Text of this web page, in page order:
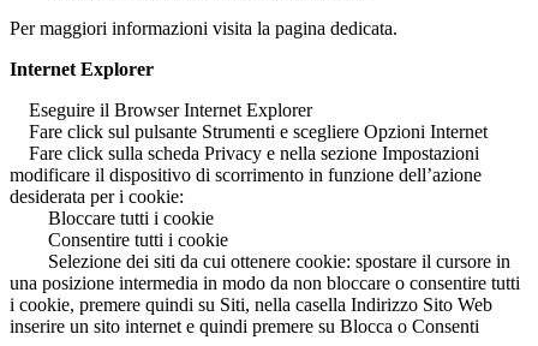
Per maggiori informazioni visita la pagina dedicata.
Internet Explorer
Eseguire il Browser Internet Explorer
Fare click sul pulsante Strumenti e scegliere Opzioni Internet
Fare click sulla scheda Privacy e nella sezione Impostazioni
modificare il dispositivo di scorrimento in funzione dell’azione
desiderata per i cookie:
Bloccare tutti i cookie
Consentire tutti i cookie
Selezione dei siti da cui ottenere cookie: spostare il cursore in
una posizione intermedia in modo da non bloccare o consentire tutti
i cookie, premere quindi su Siti, nella casella Indirizzo Sito Web
inserire un sito internet e quindi premere su Blocca o Consenti